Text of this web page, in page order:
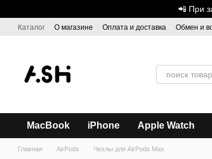
📲 При
Каталог О магазине Оплата и доставка Обмен и
MacBook iPhone Apple Watch
Главная AirPods Чехлы для AirPods Max